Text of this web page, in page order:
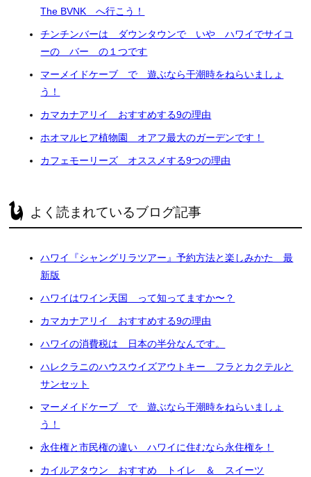
The BVNK へ行こう！
チンチンバーは ダウンタウンで いや ハワイでサイコ
ーの バー の１つです
マーメイドケーブ で 遊ぶなら干潮時をねらいましょ
う！
カマカナアリイ おすすめする9の理由
ホオマルヒア植物園 オアフ最大のガーデンです！
カフェモーリーズ オススメする9つの理由
よく読まれているブログ記事
ハワイ『シャングリラツアー』予約方法と楽しみかた 最
新版
ハワイはワイン天国 って知ってますか〜？
カマカナアリイ おすすめする9の理由
ハワイの消費税は 日本の半分なんです。
ハレクラニのハウスウイズアウトキー フラとカクテルと
サンセット
マーメイドケーブ で 遊ぶなら干潮時をねらいましょ
う！
永住権と市民権の違い ハワイに住むなら永住権を！
カイルアタウン おすすめ トイレ ＆ スイーツ